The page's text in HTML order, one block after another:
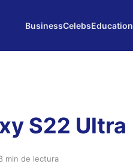
BusinessCelebsEducation
S22 Ultra
min de lectura